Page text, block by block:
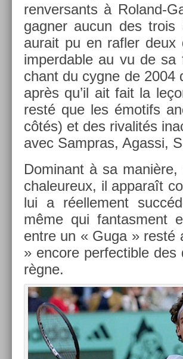
re­nver­sants à Roland-
gagn­er aucun des
aurait pu en rafl­er
im­perd­able au vu de
chant du cygne de 2004
après qu’il ait fait la
resté que les émotifs
côtés) et des rivalités
avec Sampras, Agas­si,
Dominant à sa
chaleureux, il ap­paraît
lui a réel­le­ment
même qui fan­tas­ment
entre un « Guga » resté
» en­core per­fec­tible
règne.